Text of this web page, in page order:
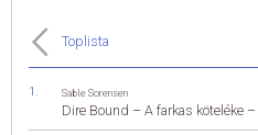
Toplista
Sable Sorensen
Dire Bound – A farkas köteléke